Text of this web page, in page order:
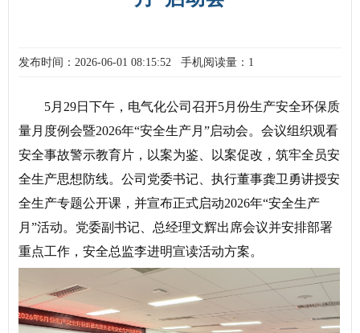
发布时间：2026-06-01 08:15:52 手机阅读量：1
5月29日下午，电气化公司召开5月份生产安全环保质
量月度例会暨2026年“安全生产月”启动会。会议组织观看
安全事故警示教育片，以案为鉴、以案促改，筑牢全员安
全生产思想防线。公司党委书记、执行董事龚卫勇讲授安
全生产专题公开课，并宣布正式启动2026年“安全生产
月”活动。党委副书记、总经理文辉出席会议并安排部署
重点工作，安全总监李进明宣读活动方案。